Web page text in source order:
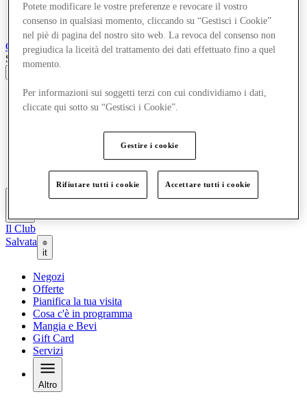
Cheshire OaksDesigner Outlet
Search input
Negozi
Offerte
Cosa c'è in programma
Servizi
Il Club
Salvata
it
Negozi
Offerte
Pianifica la tua visita
Cosa c'è in programma
Mangia e Bevi
Gift Card
Servizi
Altro
Potete modificare le vostre preferenze e revocare il vostro
consenso in qualsiasi momento, cliccando su “Gestisci i Cookie”
nel piè di pagina del nostro sito web. La revoca del consenso non
pregiudica la liceità del trattamento dei dati effettuato fino a quel
momento.
Per informazioni sui soggetti terzi con cui condividiamo i dati,
cliccate qui sotto su “Gestisci i Cookie”.
Gestire i cookie
Rifiutare tutti i cookie Accettare tutti i cookie